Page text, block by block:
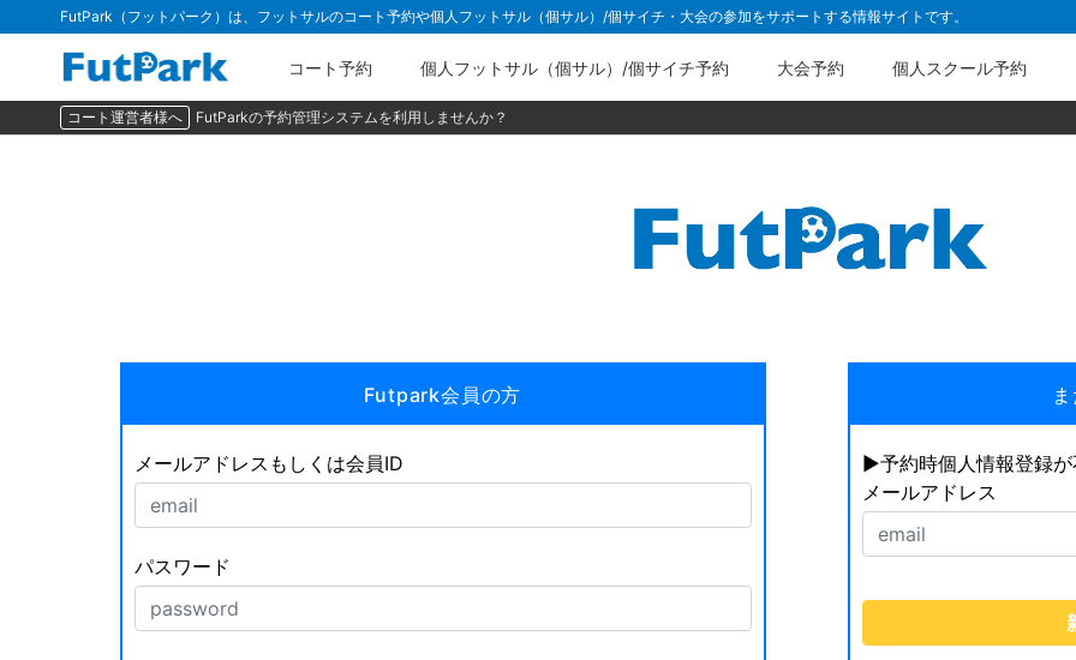
FutPark（フットパーク）は、フットサルのコート予約や個人フットサル（個サル）/個サイチ・大会の参加をサポートする情報サイトです。
コート予約 個人フットサル（個サル）/個サイチ予約 大会予約 個人スクール予約
コート運営者様へ FutParkの予約管理システムを利用しませんか？
Futpark会員の方
メールアドレスもしくは会員ID
パスワード
▶︎予約時個人情報登録
メールアドレス